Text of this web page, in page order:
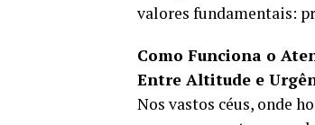
valores fundamentais:
Como Funciona o
Entre Altitude e
Nos vastos céus, onde